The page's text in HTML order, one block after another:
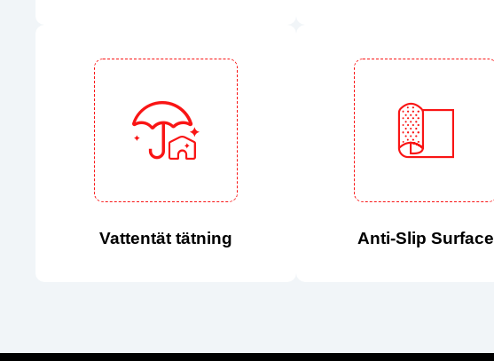
Vattentät tätning Anti-Slip Surface